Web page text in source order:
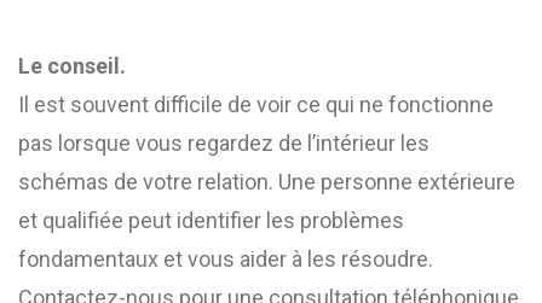
Le conseil.
Il est souvent difficile de voir ce qui ne fonctionne
pas lorsque vous regardez de l’intérieur les
schémas de votre relation. Une personne extérieure
et qualifiée peut identifier les problèmes
fondamentaux et vous aider à les résoudre.
Contactez-nous pour une consultation téléphonique